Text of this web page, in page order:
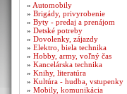
» Automobily
» Brigády, privyrobenie
» Byty - predaj a prenájom
» Detské potreby
» Dovolenky, zájazdy
» Elektro, biela technika
» Hobby, army, voľný čas
» Kancelárska technika
» Knihy, literatúra
» Kultúra - hudba, vstupenky
» Mobily, komunikácia